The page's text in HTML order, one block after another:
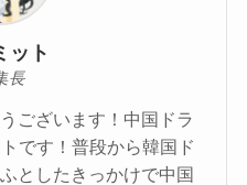
ット
長
ございます！中国ドラ
です！普段から韓国ド
としたきっかけで中国